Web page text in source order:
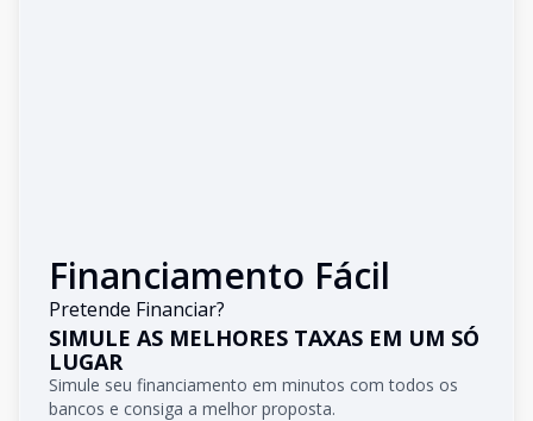
Financiamento Fácil
Pretende Financiar?
SIMULE AS MELHORES TAXAS EM UM SÓ
LUGAR
Simule seu financiamento em minutos com todos os
bancos e consiga a melhor proposta.